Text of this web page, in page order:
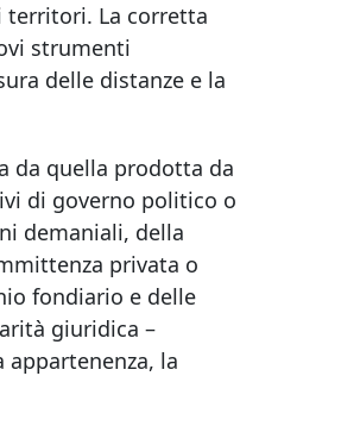
territori. La corretta
strumenti
delle distanze e la
da quella prodotta da
di governo politico o
demaniali, della
privata o
fondiario e delle
giuridica –
la